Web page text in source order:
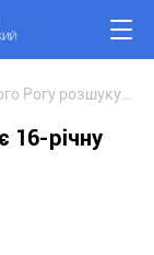
16-річну